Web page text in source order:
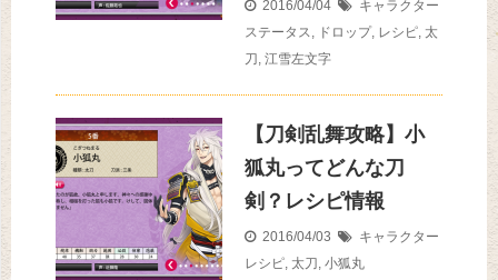
2016/04/04
キャラクター
ステータス, ドロップ, レシピ, 太
刀 , 江雪左文字
【刀剣乱舞攻略】小
狐丸ってどんな刀
剣？レシピ情報
2016/04/03
キャラクター
レシピ, 太刀 , 小狐丸